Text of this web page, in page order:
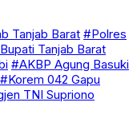
Tanjab Barat #Polres
Tanjab Barat
#AKBP Agung Basuki
#Korem 042 Gapu
TNI Supriono